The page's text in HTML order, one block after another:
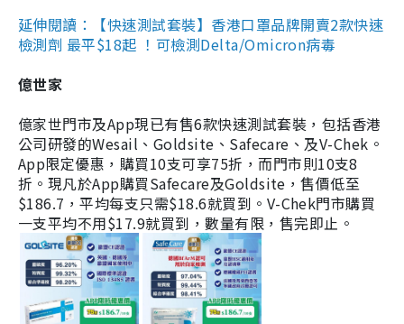
延伸閱讀：【快速測試套裝】香港口罩品牌開賣2款快速
檢測劑 最平$18起 ！可檢測Delta/Omicron病毒
億世家
億家世門市及App現已有售6款快速測試套裝，包括香港
公司研發的Wesail、Goldsite、Safecare、及V-Chek。
App限定優惠，購買10支可享75折，而門市則10支8
折。現凡於App購買Safecare及Goldsite，售價低至
$186.7，平均每支只需$18.6就買到。V-Chek門市購買
一支平均不用$17.9就買到，數量有限，售完即止。